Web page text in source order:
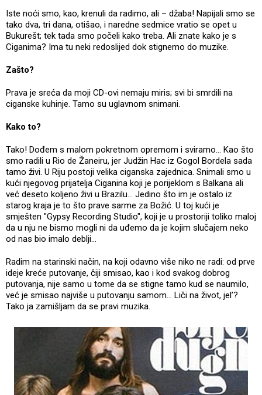
Iste noći smo, kao, krenuli da radimo, ali – džaba! Napijali smo se
tako dva, tri dana, otišao, i naredne sedmice vratio se opet u
Bukurešt; tek tada smo počeli kako treba. Ali znate kako je s
Ciganima? Ima tu neki redoslijed dok stignemo do muzike.
Zašto?
Prava je sreća da moji CD-ovi nemaju miris; svi bi smrdili na
ciganske kuhinje. Tamo su uglavnom snimani.
Kako to?
Tako! Dođem s malom pokretnom opremom i sviramo... Kao što
smo radili u Rio de Žaneiru, jer Judžin Hac iz Gogol Bordela sada
tamo živi. U Riju postoji velika ciganska zajednica. Snimali smo u
kući njegovog prijatelja Ciganina koji je porijeklom s Balkana ali
već deseto koljeno živi u Brazilu... Jedino što im je ostalo iz
starog kraja je to što prave sarme za Božić. U toj kući je
smješten "Gypsy Recording Studio", koji je u prostoriji toliko maloj
da u nju ne bismo mogli ni da uđemo da je kojim slučajem neko
od nas bio imalo deblji...
Radim na starinski način, na koji odavno više niko ne radi: od prve
ideje kreće putovanje, čiji smisao, kao i kod svakog dobrog
putovanja, nije samo u tome da se stigne tamo kud se naumilo,
već je smisao najviše u putovanju samom... Liči na život, jel’?
Tako ja zamišljam da se pravi muzika.